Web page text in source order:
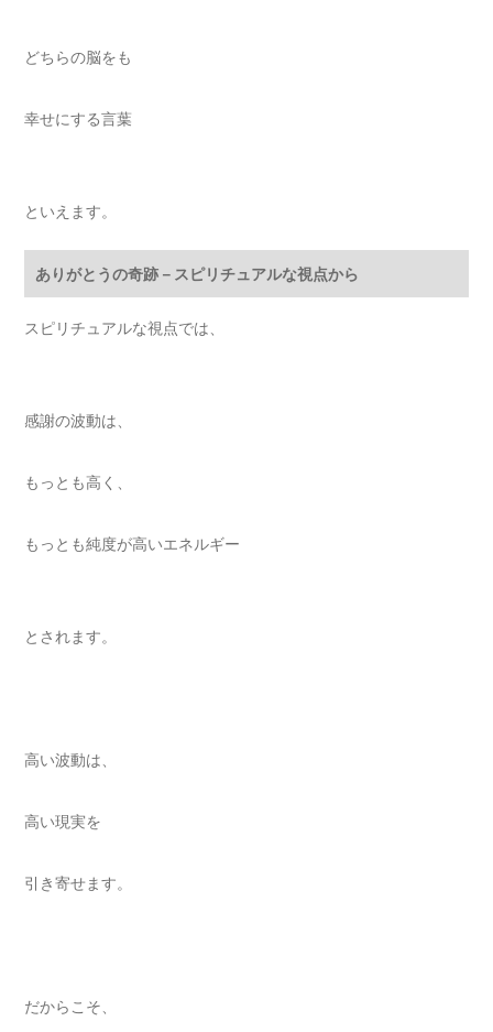
どちらの脳をも
幸せにする言葉
といえます。
ありがとうの奇跡－スピリチュアルな視点から
スピリチュアルな視点では、
感謝の波動は、
もっとも高く、
もっとも純度が高いエネルギー
とされます。
高い波動は、
高い現実を
引き寄せます。
だからこそ、